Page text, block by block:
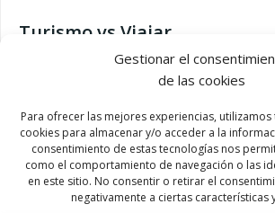
Gestionar el
de las cookies
Para ofrecer las mejores experiencias,
cookies para almacenar y/o acceder a la
consentimiento de estas tecnologías nos
como el comportamiento de navegación o las
en este sitio. No consentir o retirar el
negativamente a ciertas características
Turismo vs Viajar
Hoy, y ante las más que probable
próximas semanas, después de una
limitada la movilidad por la pandemia
SARS Cov-2, cuando la ciudadanía